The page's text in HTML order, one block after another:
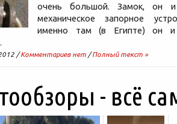
очень большой. Замок,
механическое запорное
именно там (в Египте) он
/Комментариев нет /Полный текст »
- всё